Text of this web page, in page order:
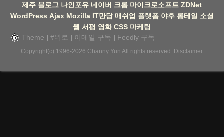
제주 블로그 나인포유 네이버 크롬 마이크로소프트 ZDNet
WordPress Ajax Mozilla IT만담 매쉬업 플랫폼 야후 롱테일 소셜
웹 서평 영화 CSS 마케팅
Theme | #위로 | 이메일 구독 | Feedly 구독
Copyright(c) 1996-2026 Channy Yun All rights reserved. Disclaimer